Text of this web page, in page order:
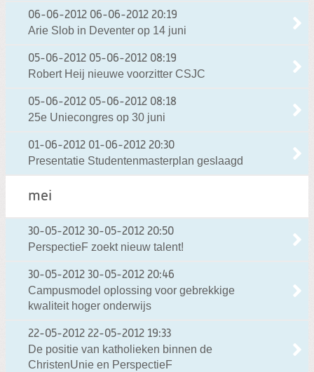
06-06-2012 06-06-2012 20:19
Arie Slob in Deventer op 14 juni
05-06-2012 05-06-2012 08:19
Robert Heij nieuwe voorzitter CSJC
05-06-2012 05-06-2012 08:18
25e Uniecongres op 30 juni
01-06-2012 01-06-2012 20:30
Presentatie Studentenmasterplan geslaagd
mei
30-05-2012 30-05-2012 20:50
PerspectieF zoekt nieuw talent!
30-05-2012 30-05-2012 20:46
Campusmodel oplossing voor gebrekkige
kwaliteit hoger onderwijs
22-05-2012 22-05-2012 19:33
De positie van katholieken binnen de
ChristenUnie en PerspectieF